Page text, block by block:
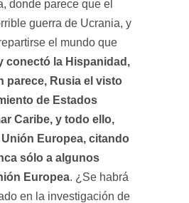
donde parece que el
guerra de Ucrania, y
el mundo que
conectó la Hispanidad,
parece, Rusia el visto
de Estados
Caribe, y todo ello,
Europea, citando
sólo a algunos
Europea. ¿Se habrá
en la investigación de